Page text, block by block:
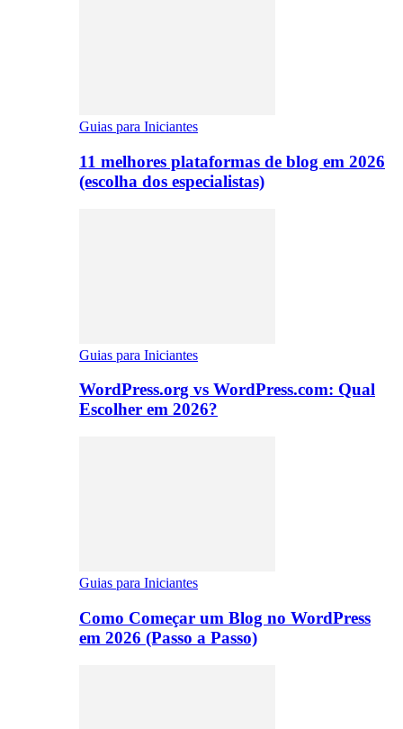
Guias para Iniciantes
11 melhores plataformas de blog em 2026
(escolha dos especialistas)
Guias para Iniciantes
WordPress.org vs WordPress.com: Qual
Escolher em 2026?
Guias para Iniciantes
Como Começar um Blog no WordPress
em 2026 (Passo a Passo)